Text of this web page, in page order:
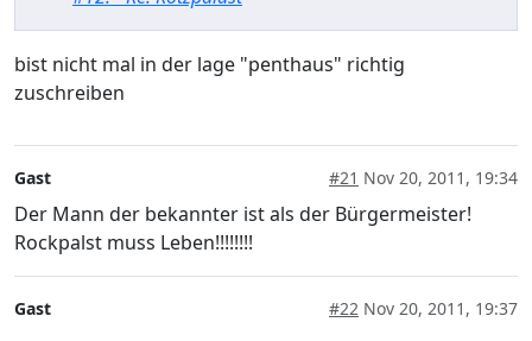
bist nicht mal in der lage "penthaus" richtig
zuschreiben
Gast #21 Nov 20, 2011, 19:34
Der Mann der bekannter ist als der Bürgermeister!
Rockpalst muss Leben!!!!!!!!
Gast #22 Nov 20, 2011, 19:37